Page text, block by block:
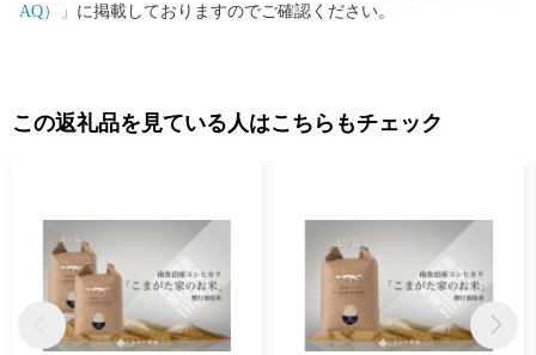
AQ）」 に掲載しておりますのでご確認ください。
この返礼品を見ている人はこちらもチェック